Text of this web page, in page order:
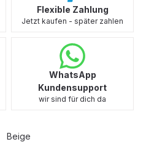
Flexible Zahlung
Jetzt kaufen - später zahlen
WhatsApp
Kundensupport
wir sind für dich da
Beige